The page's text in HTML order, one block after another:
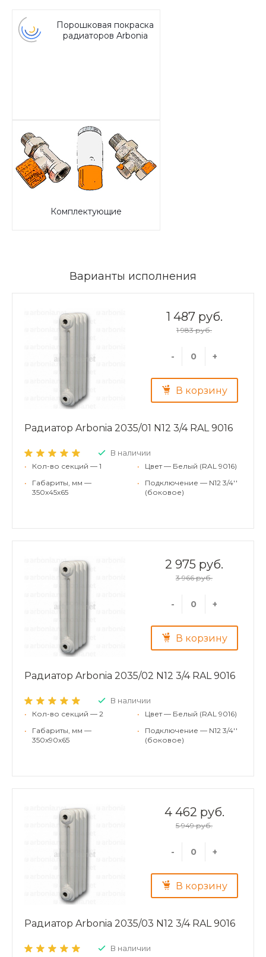
Порошковая покраска
радиаторов Arbonia
Комплектующие
Варианты исполнения
1 487 руб.
1 983 руб.
- +
В корзину
Радиатор Arbonia 2035/01 N12 3/4 RAL 9016
В наличии
•
Кол-во секций — 1
•
Габариты, мм —
350x45x65
•
Цвет — Белый (RAL 9016)
•
Подключение — N12 3/4''
(боковое)
2 975 руб.
3 966 руб.
- +
В корзину
Радиатор Arbonia 2035/02 N12 3/4 RAL 9016
В наличии
•
Кол-во секций — 2
•
Габариты, мм —
350x90x65
•
Цвет — Белый (RAL 9016)
•
Подключение — N12 3/4''
(боковое)
4 462 руб.
5 949 руб.
- +
В корзину
Радиатор Arbonia 2035/03 N12 3/4 RAL 9016
В наличии